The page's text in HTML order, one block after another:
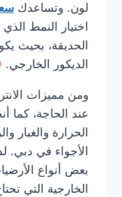
لون. وتساعدك
اختيار النمط
الحديقة، بحيث
الديكور الخارجي.
ومن مميزات
عند الحاجة، كما
الحرارة والغبار
الأجواء في دبي.
بعض أنواع
الخارجية التي